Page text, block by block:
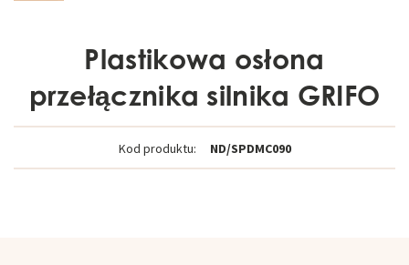
Plastikowa osłona
przełącznika silnika GRIFO
Kod produktu: ND/SPDMC090